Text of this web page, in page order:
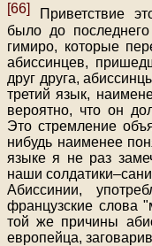
[66]
Приветствие
было до
гимиро, которые
абиссинцев,
друг друга,
третий язык,
вероятно, что он
Это стремление
нибудь наименее
языке я не раз
наши
Абиссинии,
французские слова
той же причины
европейца,